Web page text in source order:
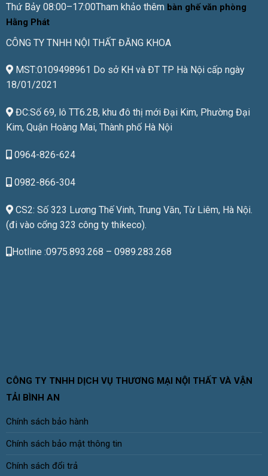
Thứ Bảy 08:00–17:00Tham khảo thêm bàn ghế văn phòng
Hằng Phát
CÔNG TY TNHH NỘI THẤT ĐĂNG KHOA
MST:0109498961 Do sở KH và ĐT TP Hà Nội cấp ngày
18/01/2021
ĐC:Số 69, lô TT6.2B, khu đô thị mới Đại Kim, Phường Đại
Kim, Quận Hoàng Mai, Thành phố Hà Nội
0964-826-624
0982-866-304
CS2: Số 323 Lương Thế Vinh, Trung Văn, Từ Liêm, Hà Nội.
(đi vào cổng 323 công ty thikeco).
Hotline :0975.893.268 – 0989.283.268
CÔNG TY TNHH DỊCH VỤ THƯƠNG MẠI NỘI THẤT VÀ VẬN
TẢI BÌNH AN
Chính sách bảo hành
Chính sách bảo mật thông tin
Chính sách đổi trả